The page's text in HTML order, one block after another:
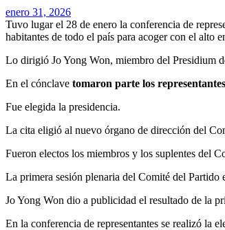
enero 31, 2026
Tuvo lugar el 28 de enero la conferencia de
habitantes de todo el país para acoger con el
Lo dirigió Jo Yong Won, miembro del Presidium
En el cónclave tomaron parte los
Fue elegida la presidencia.
La cita eligió al nuevo órgano de dirección del
Fueron electos los miembros y los suplentes del
La primera sesión plenaria del Comité del Partido
Jo Yong Won dio a publicidad el resultado de la
En la conferencia de representantes se realizó la